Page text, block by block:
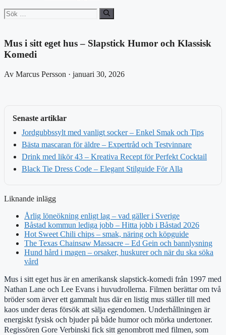
Sök
efter:
Mus i sitt eget hus – Slapstick Humor och Klassisk
Komedi
Av Marcus Persson · januari 30, 2026
Senaste artiklar
Jordgubbssylt med vanligt socker – Enkel Smak och Tips
Bästa mascaran för äldre – Expertråd och Testvinnare
Drink med likör 43 – Kreativa Recept för Perfekt Cocktail
Black Tie Dress Code – Elegant Stilguide För Alla
Liknande inlägg
Årlig löneökning enligt lag – vad gäller i Sverige
Båstad kommun lediga jobb – Hitta jobb i Båstad 2026
Hot Sweet Chili chips – smak, näring och köpguide
The Texas Chainsaw Massacre – Ed Gein och bannlysning
Hund hård i magen – orsaker, huskurer och när du ska söka
vård
Mus i sitt eget hus är en amerikansk slapstick-komedi från 1997 med
Nathan Lane och Lee Evans i huvudrollerna. Filmen berättar om två
bröder som ärver ett gammalt hus där en listig mus ställer till med
kaos under deras försök att sälja egendomen. Underhållningen är
energiskt fysisk och bjuder på både humor och mörka undertoner.
Regissören Gore Verbinski fick sitt genombrott med filmen, som